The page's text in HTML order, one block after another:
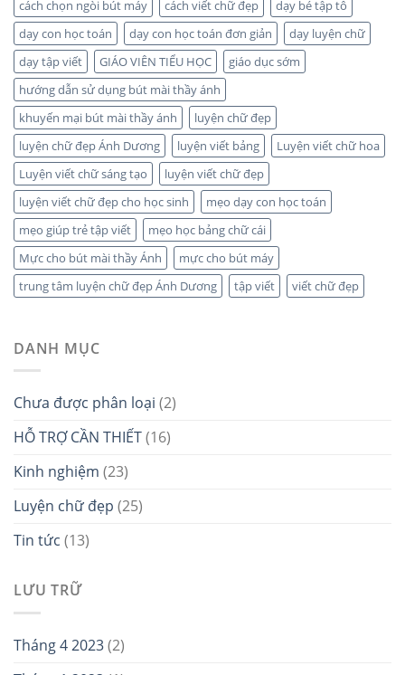
cách chọn ngòi bút máy
cách viết chữ đẹp
dạy bé tập tô
dạy con học toán
dạy con học toán đơn giản
dạy luyện chữ
dạy tập viết
GIÁO VIÊN TIỂU HỌC
giáo dục sớm
hướng dẫn sử dụng bút mài thầy ánh
khuyến mại bút mài thầy ánh
luyện chữ đẹp
luyện chữ đẹp Ánh Dương
luyện viết bảng
Luyện viết chữ hoa
Luyện viết chữ sáng tạo
luyện viết chữ đẹp
luyện viết chữ đẹp cho học sinh
mẹo dạy con học toán
mẹo giúp trẻ tập viết
mẹo học bảng chữ cái
Mực cho bút mài thầy Ánh
mực cho bút máy
trung tâm luyện chữ đẹp Ánh Dương
tập viết viết chữ đẹp
DANH MỤC
Chưa được phân loại (2)
HỖ TRỢ CẦN THIẾT(16)
Kinh nghiệm (23)
Luyện chữ đẹp (25)
Tin tức (13)
LƯU TRỮ
Tháng 4 2023(2)